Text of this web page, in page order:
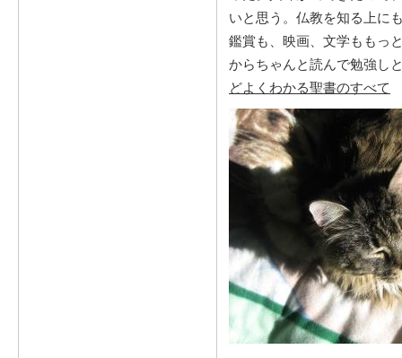
いと思う。仏教を知る上に
鑑賞も、映画、文学ももっ
からちゃんと読んで勉強し
どよくわかる聖書のすべて